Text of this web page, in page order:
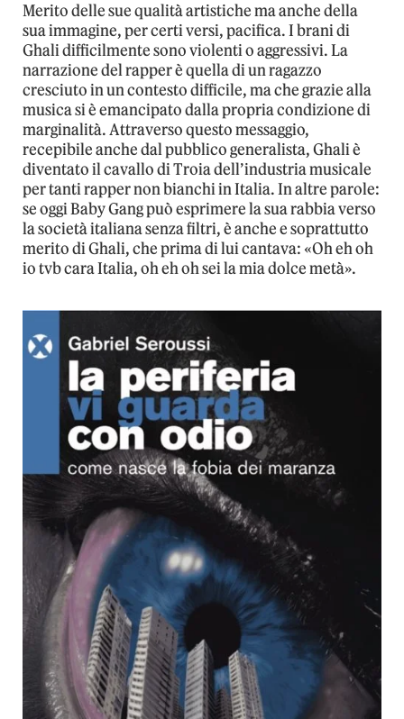
Merito delle sue qualità artistiche ma anche della
sua immagine, per certi versi, pacifica. I brani di
Ghali difficilmente sono violenti o aggressivi. La
narrazione del rapper è quella di un ragazzo
cresciuto in un contesto difficile, ma che grazie alla
musica si è emancipato dalla propria condizione di
marginalità. Attraverso questo messaggio,
recepibile anche dal pubblico generalista, Ghali è
diventato il cavallo di Troia dell’industria musicale
per tanti rapper non bianchi in Italia. In altre parole:
se oggi Baby Gang può esprimere la sua rabbia verso
la società italiana senza filtri, è anche e soprattutto
merito di Ghali, che prima di lui cantava: «Oh eh oh
io tvb cara Italia, oh eh oh sei la mia dolce metà».